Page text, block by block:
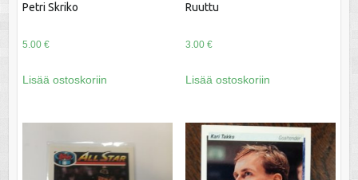
Petri Skriko
5.00 €
Lisää ostoskoriin
Ruuttu
3.00 €
Lisää ostoskoriin